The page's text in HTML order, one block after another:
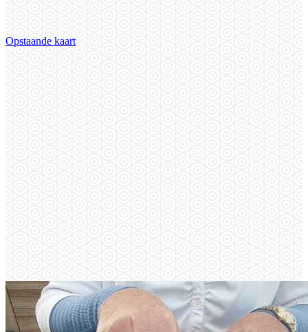
Opstaande kaart